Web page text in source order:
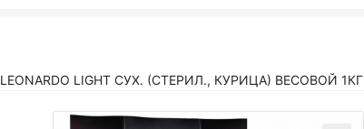
LEONARDO LIGHT СУХ. (СТЕРИЛ., КУРИЦА) ВЕСОВОЙ 1КГ